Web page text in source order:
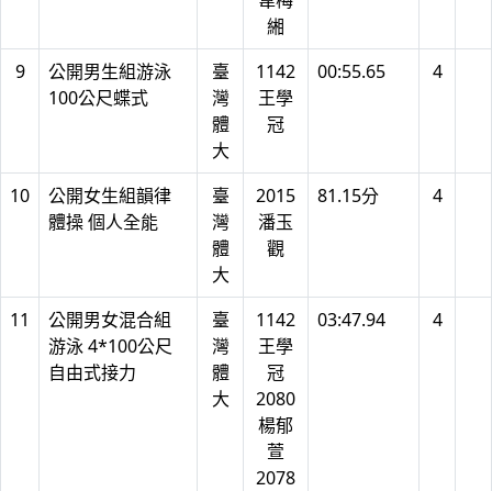
緗
9
公開男生組游泳
100公尺蝶式
臺
灣
體
大
1142
王學
冠
00:55.65 4
10
公開女生組韻律
體操 個人全能
臺
灣
體
大
2015
潘玉
觀
81.15分 4
11
公開男女混合組
游泳 4*100公尺
自由式接力
臺
灣
體
大
1142
王學
冠
2080
楊郁
萱
2078
03:47.94 4